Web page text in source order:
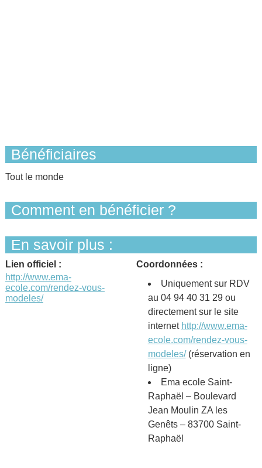
Bénéficiaires
Tout le monde
Comment en bénéficier ?
En savoir plus :
Lien officiel :
http://www.ema-
ecole.com/rendez-vous-
modeles/
Coordonnées :
Uniquement sur RDV
au 04 94 40 31 29 ou
directement sur le site
internet http://www.ema-
ecole.com/rendez-vous-
modeles/(réservation en
ligne)
Ema ecole Saint-
Raphaël – Boulevard
Jean Moulin ZA les
Genêts – 83700 Saint-
Raphaël